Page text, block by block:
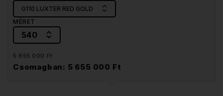
G110 LUXTER RED GOLD
MÉRET
540
5 655 000 Ft
Csomagban: 5 655 000 Ft